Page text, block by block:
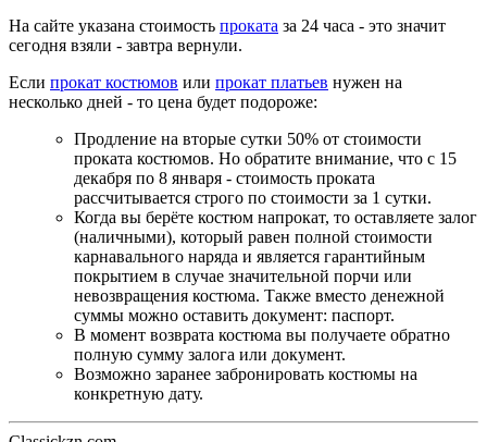
На сайте указана стоимость проката за 24 часа - это значит
сегодня взяли - завтра вернули.
Если прокат костюмов или прокат платьев нужен на
несколько дней - то цена будет подороже:
Продление на вторые сутки 50% от стоимости
проката костюмов. Но обратите внимание, что с 15
декабря по 8 января - стоимость проката
рассчитывается строго по стоимости за 1 сутки.
Когда вы берёте костюм напрокат, то оставляете залог
(наличными), который равен полной стоимости
карнавального наряда и является гарантийным
покрытием в случае значительной порчи или
невозвращения костюма. Также вместо денежной
суммы можно оставить документ: паспорт.
В момент возврата костюма вы получаете обратно
полную сумму залога или документ.
Возможно заранее забронировать костюмы на
конкретную дату.